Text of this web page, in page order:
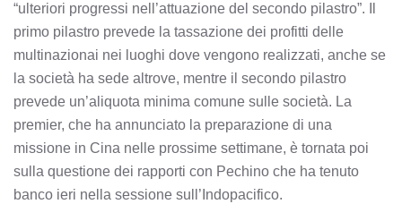
“ulteriori progressi nell’attuazione del secondo pilastro”. Il
primo pilastro prevede la tassazione dei profitti delle
multinazionai nei luoghi dove vengono realizzati, anche se
la società ha sede altrove, mentre il secondo pilastro
prevede un’aliquota minima comune sulle società. La
premier, che ha annunciato la preparazione di una
missione in Cina nelle prossime settimane, è tornata poi
sulla questione dei rapporti con Pechino che ha tenuto
banco ieri nella sessione sull’Indopacifico.